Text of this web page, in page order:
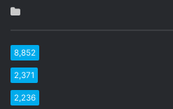
8,852
2,371
2,236